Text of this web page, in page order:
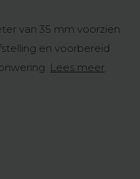
van 35 mm voorzien
en voorbereid
Lees meer.